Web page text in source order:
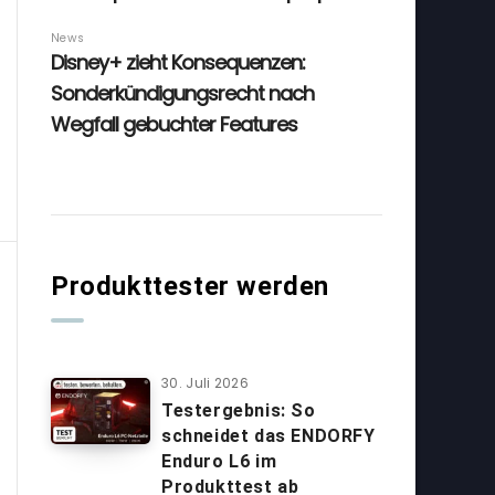
Produkttester werden
30. Juli 2026
Testergebnis: So
schneidet das ENDORFY
Enduro L6 im
Produkttest ab